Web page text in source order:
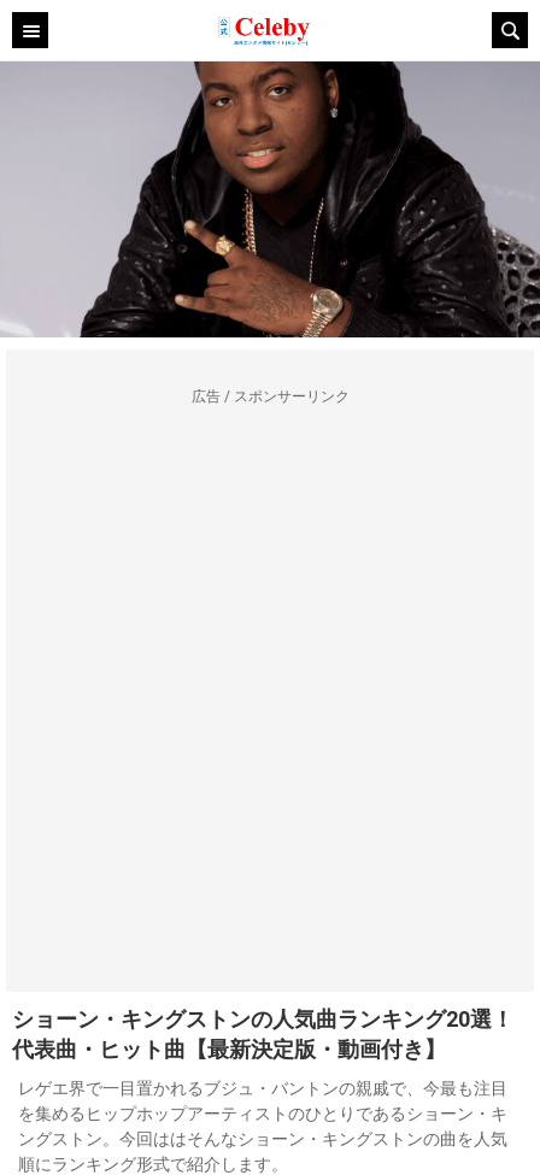
広告 / スポンサーリンク
ショーン・キングストンの人気曲ランキング20選！
代表曲・ヒット曲【最新決定版・動画付き】
レゲエ界で一目置かれるブジュ・バントンの親戚で、今最も注目
を集めるヒップホップアーティストのひとりであるショーン・キ
ングストン。今回ははそんなショーン・キングストンの曲を人気
順にランキング形式で紹介します。